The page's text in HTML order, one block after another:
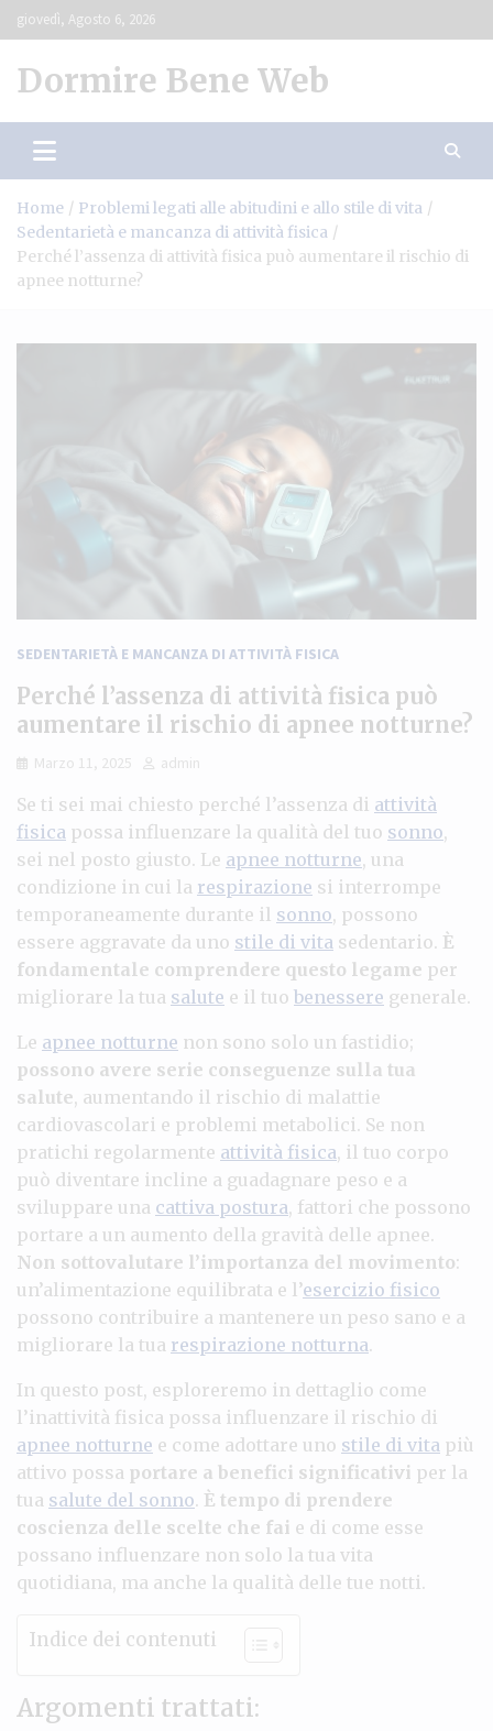
to
giovedì, Agosto 6, 2026
Dormire Bene Web
Home
Problemi legati alle abitudini e allo stile di vita
Sedentarietà e mancanza di attività fisica
Perché l’assenza di attività fisica può aumentare il rischio di
apnee notturne?
SEDENTARIETÀ E MANCANZA DI ATTIVITÀ FISICA
Perché l’assenza di attività fisica può
aumentare il rischio di apnee notturne?
Marzo 11, 2025 admin
Se ti sei mai chiesto perché l’assenza di attività
fisica possa influenzare la qualità del tuo sonno,
sei nel posto giusto. Le apnee notturne, una
condizione in cui la respirazione si interrompe
temporaneamente durante il sonno, possono
essere aggravate da uno stile di vita sedentario. È
fondamentale comprendere questo legame per
migliorare la tua salute e il tuo benessere generale.
Le apnee notturne non sono solo un fastidio;
possono avere serie conseguenze sulla tua
salute, aumentando il rischio di malattie
cardiovascolari e problemi metabolici. Se non
pratichi regolarmente attività fisica, il tuo corpo
può diventare incline a guadagnare peso e a
sviluppare una cattiva postura, fattori che possono
portare a un aumento della gravità delle apnee.
Non sottovalutare l’importanza del movimento:
un’alimentazione equilibrata e l’esercizio fisico
possono contribuire a mantenere un peso sano e a
migliorare la tua respirazione notturna.
In questo post, esploreremo in dettaglio come
l’inattività fisica possa influenzare il rischio di
apnee notturne e come adottare uno stile di vita più
attivo possa portare a benefici significativi per la
tua salute del sonno. È tempo di prendere
coscienza delle scelte che fai e di come esse
possano influenzare non solo la tua vita
quotidiana, ma anche la qualità delle tue notti.
Indice dei contenuti
Argomenti trattati: